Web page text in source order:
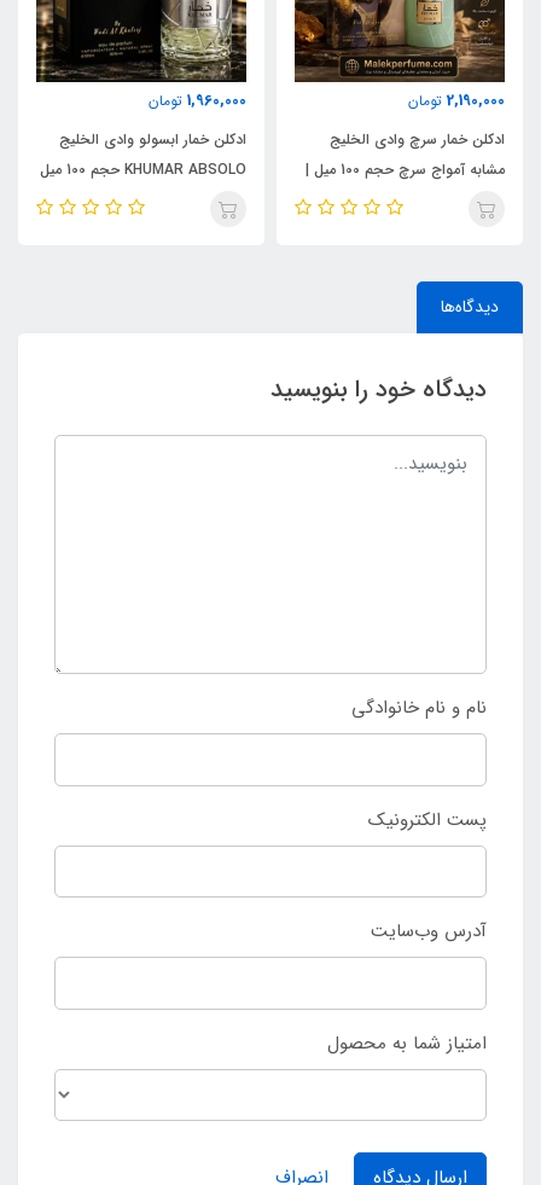
2,190,000 تومان
ادکلن خمار سرچ وادی الخلیج
مشابه آمواج سرچ حجم 100 میل |
KHUMAR Search Eau de
1,960,000 تومان
ادکلن خمار ابسولو وادی الخلیج
KHUMAR ABSOLO حجم 100 میل
| مشابه اورجینال ایو سن لورن مای
دیدگاه‌ها
دیدگاه خود را بنویسید
نام و نام خانوادگی
پست الکترونیک
آدرس وب‌سایت
امتیاز شما به محصول
ارسال دیدگاه انصراف